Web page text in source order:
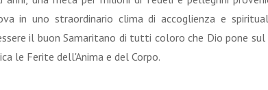
in uno straordinario clima di accoglienza e
il buon Samaritano di tutti coloro che Dio pone sul
le Ferite dell'Anima e del Corpo.